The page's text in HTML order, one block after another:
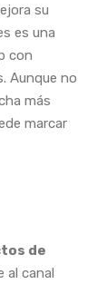
su
es una
con
Aunque no
más
marcar
de
al canal